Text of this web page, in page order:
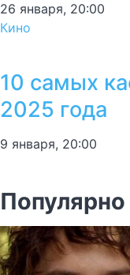
26 января, 20:00
Кино
10 самых
2025 года
9 января, 20:00